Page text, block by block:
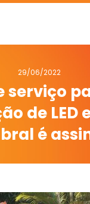
29/06/2022
serviço
de LED
é